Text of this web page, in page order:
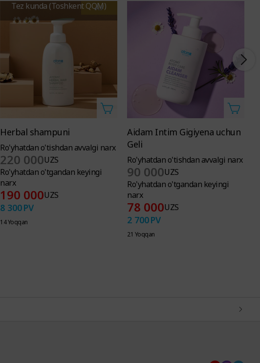
Tez kunda (Toshkent QQM)
АУ
Herbal shampuni
Ro'yhatdan o'tishdan avvalgi narx
220 000UZS
Ro'yhatdan o'tgandan keyingi
narx
190 000UZS
8 300PV
14 Yoqqan
Aidam Intim Gigiyena uchun
Geli
Ro'yhatdan o'tishdan avvalgi narx
90 000UZS
Ro'yhatdan o'tgandan keyingi
narx
78 000UZS
2 700PV
21 Yoqqan